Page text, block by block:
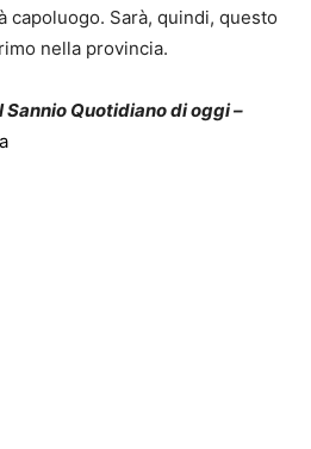
capoluogo. Sarà, quindi, questo
nella provincia.
Sannio Quotidiano di oggi –